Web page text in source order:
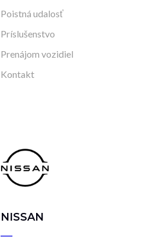
Poistná udalosť
Príslušenstvo
Prenájom vozidiel
Kontakt
NISSAN